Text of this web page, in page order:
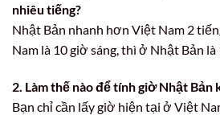
nhiêu tiếng?
Nhật Bản nhanh hơn Việt Nam 2
Nam là 10 giờ sáng, thì ở Nhật Bản
2. Làm thế nào để tính giờ Nhật Bản
Bạn chỉ cần lấy giờ hiện tại ở Việt